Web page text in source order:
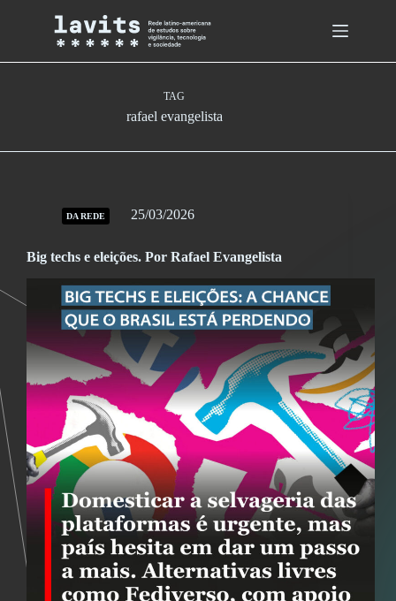
TAG
rafael evangelista
DA REDE 25/03/2026
Big techs e eleições. Por Rafael Evangelista